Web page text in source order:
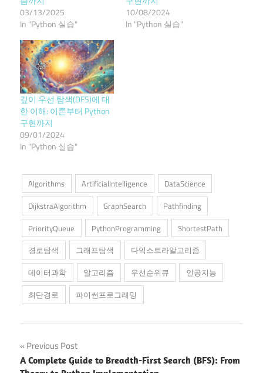
03/13/2025
In "Python 실습"
10/08/2024
In "Python 실습"
깊이 우선 탐색(DFS)에 대
한 이해: 이론부터 Python
구현까지
09/01/2024
In "Python 실습"
Algorithms ArtificialIntelligence
DataScience
DijkstraAlgorithm
GraphSearch
Pathfinding
PriorityQueue
PythonProgramming
ShortestPath
경로탐색
그래프탐색
다익스트라알고리즘
데이터과학
알고리즘 우선순위큐
인공지능
최단경로
파이썬프로그래밍
Post
Previous Post
A Complete Guide to Breadth-First Search (BFS): From